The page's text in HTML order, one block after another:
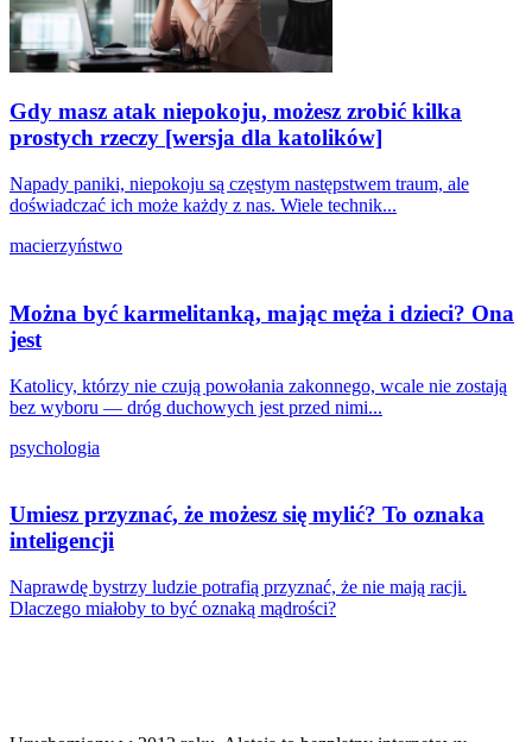
Gdy masz atak niepokoju, możesz zrobić kilka
prostych rzeczy [wersja dla katolików]
Napady paniki, niepokoju są częstym następstwem traum, ale
doświadczać ich może każdy z nas. Wiele technik...
macierzyństwo
Można być karmelitanką, mając męża i dzieci? Ona
jest
Katolicy, którzy nie czują powołania zakonnego, wcale nie zostają
bez wyboru — dróg duchowych jest przed nimi...
psychologia
Umiesz przyznać, że możesz się mylić? To oznaka
inteligencji
Naprawdę bystrzy ludzie potrafią przyznać, że nie mają racji.
Dlaczego miałoby to być oznaką mądrości?